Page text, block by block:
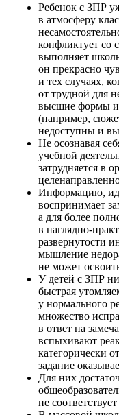
Ребенок с ЗПР
в атмосферу
конфликтует со
выполняет
он прекрасно
и тех случаях,
от трудной для
высшие формы
(например,
недоступны и
Не осознавая
учебной
затрудняется в
Информацию,
воспринимает
а для более
в наглядно-
развернутости
мышление
не может
У детей с ЗПР
быстрая
у нормального
множество
в ответ на
вспыхивают
категорически
задание
Для них
не